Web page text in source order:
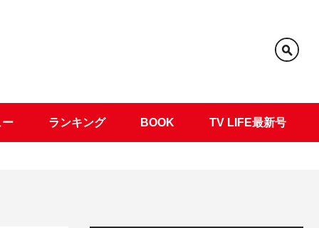
ー ランキング BOOK TV LIFE最新号